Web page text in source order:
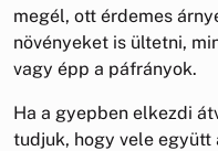
megél, ott érdemes
növényeket is ültetni,
vagy épp a páfrányok.
Ha a gyepben elkezdi
tudjuk, hogy vele együtt